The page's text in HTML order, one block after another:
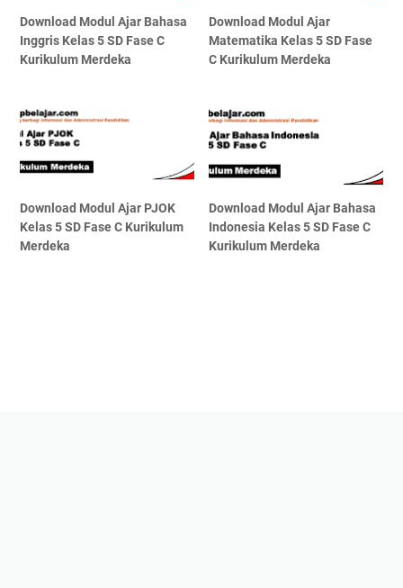
Download Modul Ajar Bahasa
Inggris Kelas 5 SD Fase C
Kurikulum Merdeka
Download Modul Ajar
Matematika Kelas 5 SD Fase
C Kurikulum Merdeka
Download Modul Ajar PJOK
Kelas 5 SD Fase C Kurikulum
Merdeka
Download Modul Ajar Bahasa
Indonesia Kelas 5 SD Fase C
Kurikulum Merdeka